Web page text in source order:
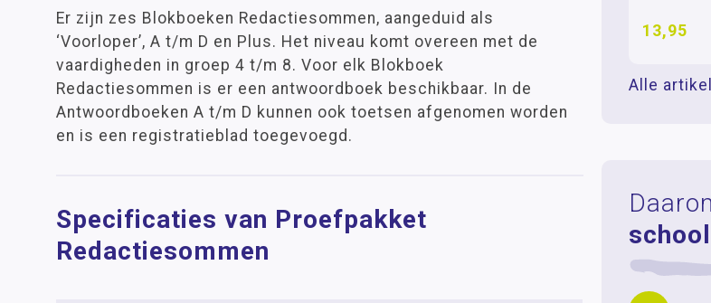
13,95
Alle
Er zijn zes Blokboeken Redactiesommen, aangeduid als
‘Voorloper’, A t/m D en Plus. Het niveau komt overeen met de
vaardigheden in groep 4 t/m 8. Voor elk Blokboek
Redactiesommen is er een antwoordboek beschikbaar. In de
Antwoordboeken A t/m D kunnen ook toetsen afgenomen worden
en is een registratieblad toegevoegd.
Specificaties van Proefpakket
Redactiesommen